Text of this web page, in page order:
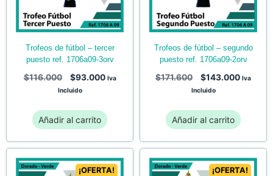
trofeos de fútbol – tercer
puesto ref. 1706a09-3orv
$116.000 $93.000 Iva
Incluido
Añadir al carrito
trofeos de fútbol – segundo
puesto ref. 1706a09-2orv
$171.600 $143.000 Iva
Incluido
Añadir al carrito
¡OFERTA! ¡OFERTA!